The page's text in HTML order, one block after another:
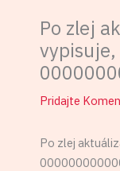
Po zlej
Pridajte
Po zlej